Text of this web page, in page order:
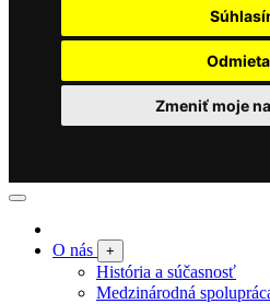
Zmeniť moje
O nás +
História a súčasnosť
Medzinárodná